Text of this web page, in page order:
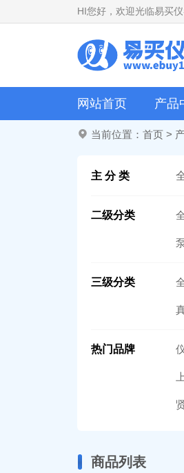
HI您好，欢迎光临易买
网站首页 产品
当前位置： 首页 >
主 分 类
二级分类
三级分类
热门品牌
商品列表